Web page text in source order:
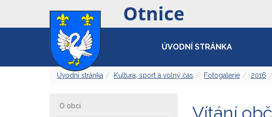
ÚVODNÍ STRÁNKA
Úvodní stránka Kultura, sport a volný čas Fotogalerie 2016
O obci
Vítání